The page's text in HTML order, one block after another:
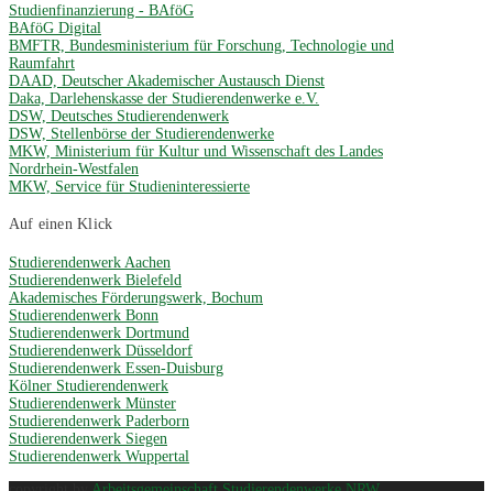
Studienfinanzierung - BAföG
BAföG Digital
BMFTR, Bundesministerium für Forschung, Technologie und
Raumfahrt
DAAD, Deutscher Akademischer Austausch Dienst
Daka, Darlehenskasse der Studierendenwerke e.V.
DSW, Deutsches Studierendenwerk
DSW, Stellenbörse der Studierendenwerke
MKW, Ministerium für Kultur und Wissenschaft des Landes
Nordrhein-Westfalen
MKW, Service für Studieninteressierte
Auf einen Klick
Studierendenwerk Aachen
Studierendenwerk Bielefeld
Akademisches Förderungswerk, Bochum
Studierendenwerk Bonn
Studierendenwerk Dortmund
Studierendenwerk Düsseldorf
Studierendenwerk Essen-Duisburg
Kölner Studierendenwerk
Studierendenwerk Münster
Studierendenwerk Paderborn
Studierendenwerk Siegen
Studierendenwerk Wuppertal